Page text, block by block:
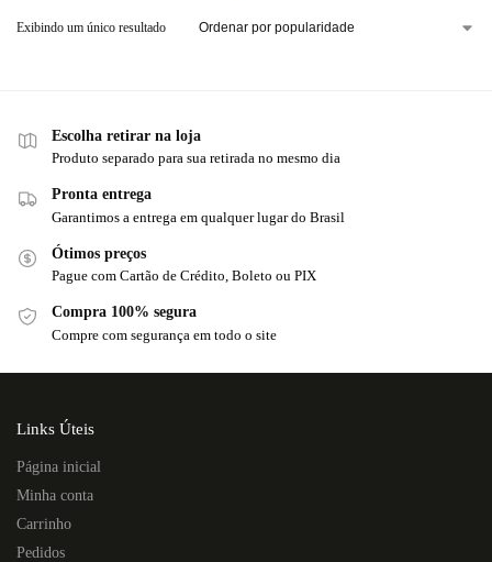
Exibindo um único resultado
Escolha retirar na loja
Produto separado para sua retirada no mesmo dia
Pronta entrega
Garantimos a entrega em qualquer lugar do Brasil
Ótimos preços
Pague com Cartão de Crédito, Boleto ou PIX
Compra 100% segura
Compre com segurança em todo o site
Links Úteis
Página inicial
Minha conta
Carrinho
Pedidos